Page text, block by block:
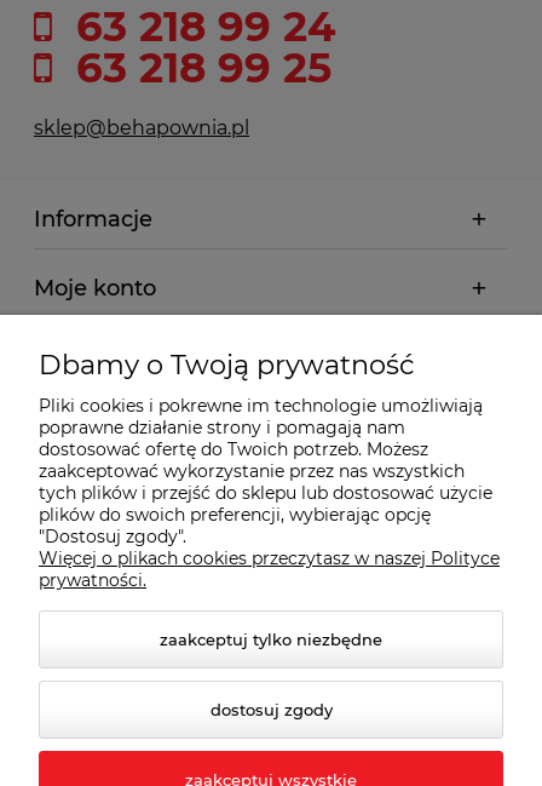
63 218 99 24
63 218 99 25
sklep@behapownia.pl
Informacje
Moje konto
Płatności i dostawa
Wybrane Kategorie
Wybrane Marki
Wiedza o BHP
Dbamy o Twoją prywatność
Pliki cookies i pokrewne im technologie umożliwiają
poprawne działanie strony i pomagają nam
dostosować ofertę do Twoich potrzeb. Możesz
zaakceptować wykorzystanie przez nas wszystkich
tych plików i przejść do sklepu lub dostosować użycie
plików do swoich preferencji, wybierając opcję
"Dostosuj zgody".
Więcej o plikach cookies przeczytasz w naszej Polityce
prywatności.
zaakceptuj tylko niezbędne
dostosuj zgody
zaakceptuj wszystkie